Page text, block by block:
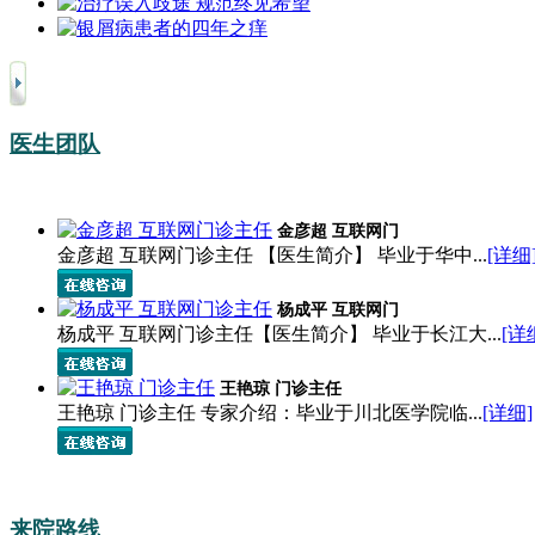
医生团队
金彦超 互联网门
金彦超 互联网门诊主任 【医生简介】 毕业于华中...[详
杨成平 互联网门
杨成平 互联网门诊主任【医生简介】 毕业于长江大...[详
王艳琼 门诊主任
王艳琼 门诊主任 专家介绍：毕业于川北医学院临...[详细]
来院路线